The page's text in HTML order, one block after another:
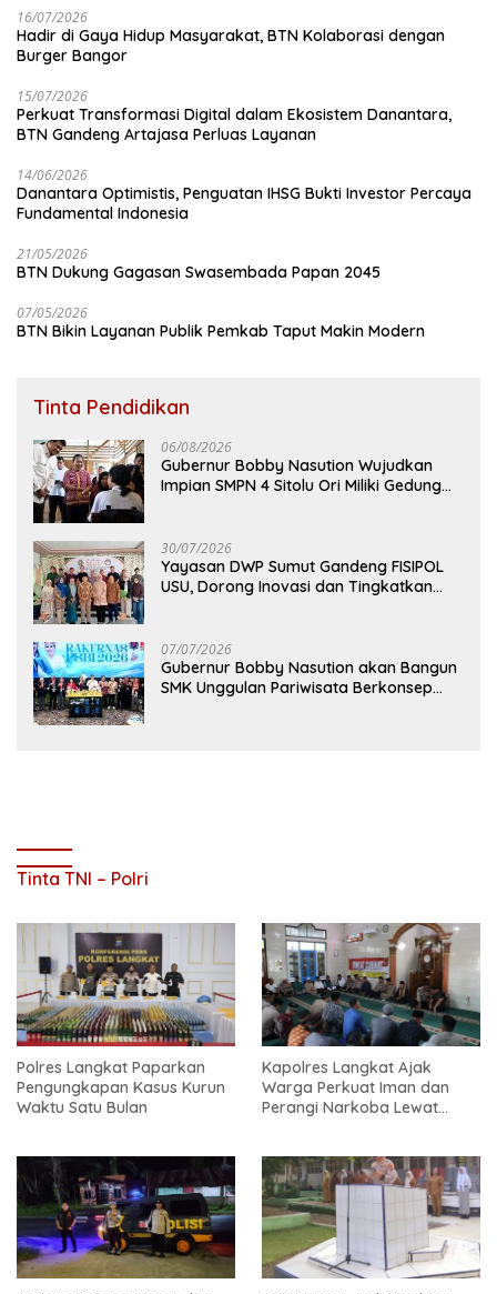
16/07/2026
Hadir di Gaya Hidup Masyarakat, BTN Kolaborasi dengan
Burger Bangor
15/07/2026
Perkuat Transformasi Digital dalam Ekosistem Danantara,
BTN Gandeng Artajasa Perluas Layanan
14/06/2026
Danantara Optimistis, Penguatan IHSG Bukti Investor Percaya
Fundamental Indonesia
21/05/2026
BTN Dukung Gagasan Swasembada Papan 2045
07/05/2026
BTN Bikin Layanan Publik Pemkab Taput Makin Modern
Tinta Pendidikan
06/08/2026
Gubernur Bobby Nasution Wujudkan
Impian SMPN 4 Sitolu Ori Miliki Gedung
30/07/2026
Yayasan DWP Sumut Gandeng FISIPOL
USU, Dorong Inovasi dan Tingkatkan
07/07/2026
Gubernur Bobby Nasution akan Bangun
SMK Unggulan Pariwisata Berkonsep
Tinta TNI – Polri
Polres Langkat Paparkan
Pengungkapan Kasus Kurun
Waktu Satu Bulan
Kapolres Langkat Ajak
Warga Perkuat Iman dan
Perangi Narkoba Lewat